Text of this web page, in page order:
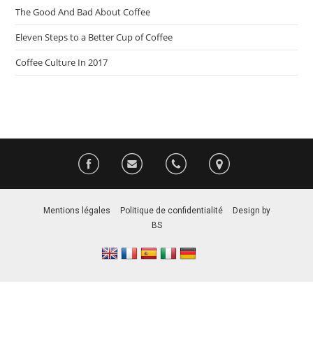
The Good And Bad About Coffee
Eleven Steps to a Better Cup of Coffee
Coffee Culture In 2017
Mentions légales Politique de confidentialité
Design by
BS